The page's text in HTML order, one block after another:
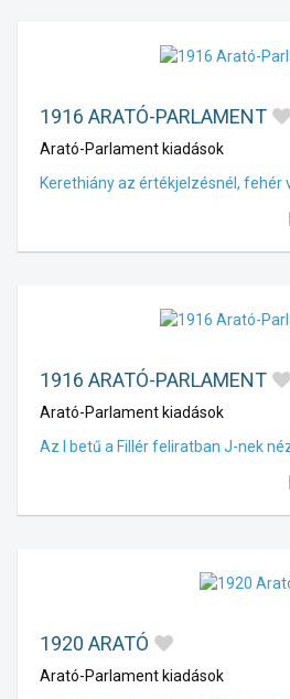
1916 ARATÓ-PARLAMENT
Arató-Parlament kiadások
Kerethiány az értékjelzésnél, fehér
1916 ARATÓ-PARLAMENT
Arató-Parlament kiadások
Az I betű a Fillér feliratban J-nek néz
1920 ARATÓ
Arató-Parlament kiadások